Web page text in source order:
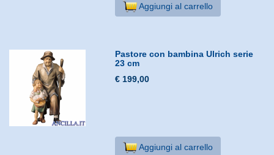
Aggiungi al carrello
Pastore con bambina Ulrich serie
23 cm
€ 199,00
Aggiungi al carrello